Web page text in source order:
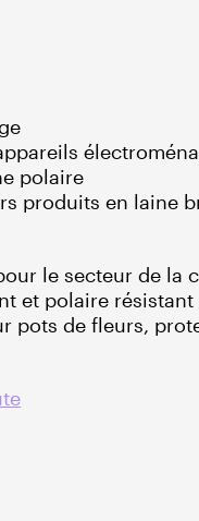
polaire
produits en laine
le secteur de la
et polaire résistant
pots de fleurs,